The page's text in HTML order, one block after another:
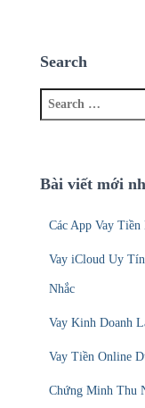
Search
e
c
Bài viết mới
Các App Vay
Vay iCloud Uy
Nhắc
Vay Kinh Doanh
Vay Tiền Online
Chứng Minh Thu